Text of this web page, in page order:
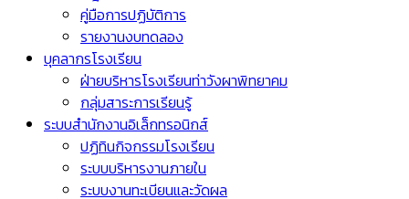
คู่มือการปฏิบัติการ
รายงานงบทดลอง
บุคลากรโรงเรียน
ฝ่ายบริหารโรงเรียนท่าวังผาพิทยาคม
กลุ่มสาระการเรียนรู้
ระบบสำนักงานอิเล็กทรอนิกส์
ปฏิทินกิจกรรมโรงเรียน
ระบบบริหารงานภายใน
ระบบงานทะเบียนและวัดผล